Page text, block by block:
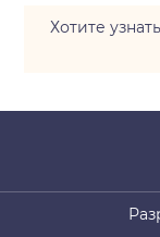
Хотите